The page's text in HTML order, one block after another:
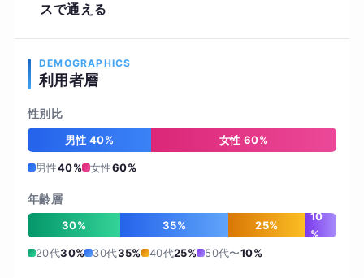
スで通える
DEMOGRAPHICS
利用者層
性別比
男性 40% 女性 60%
男性40% 女性60%
年齢層
30% 35% 25%
10
%
20代30% 30代35% 40代25% 50代〜10%